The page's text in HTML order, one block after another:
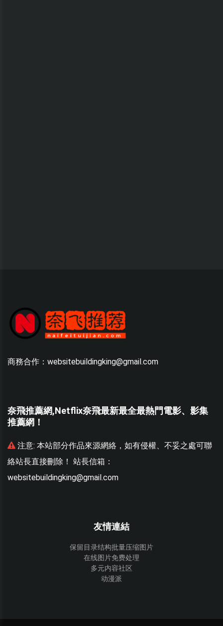
商務合作：websitebuildingking@gmail.com
奈飛推薦網,Netflix奈飛最新最全最熱門電影、影集
推薦網！
注意: 本站部分作品來源網絡，如有侵權、不妥之處可聯
絡站長直接刪除！ 站長信箱：
websitebuildingking@gmail.com
友情連結
保留目录结构批量压缩图片
在线图片免费处理
多元内容社区
动漫派